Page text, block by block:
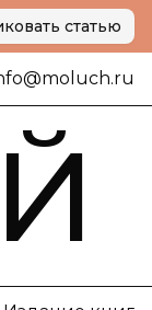
статью